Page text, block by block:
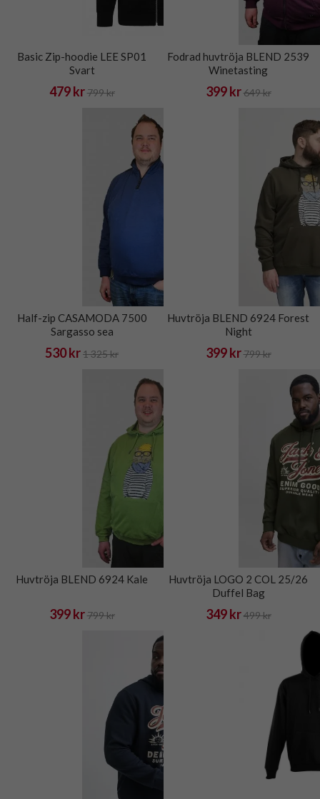
Basic Zip-hoodie LEE SP01
Svart
479 kr 799 kr
Fodrad huvtröja BLEND 2539
Winetasting
399 kr 649 kr
Half-zip CASAMODA 7500
Sargasso sea
530 kr1 325 kr
Huvtröja BLEND 6924 Forest
Night
399 kr 799 kr
Huvtröja BLEND 6924 Kale
399 kr 799 kr
Huvtröja LOGO 2 COL 25/26
Duffel Bag
349 kr 499 kr